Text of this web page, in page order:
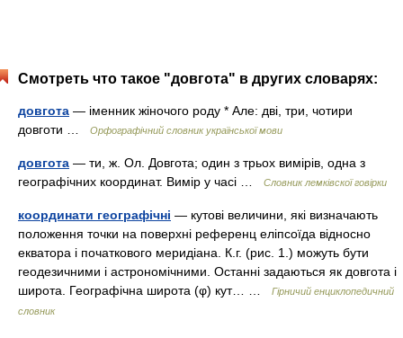
Смотреть что такое "довгота" в других словарях:
довгота — іменник жіночого роду * Але: дві, три, чотири
довготи …
Орфографічний словник української мови
довгота — ти, ж. Ол. Довгота; один з трьох вимірів, одна з
географічних координат. Вимір у часі …
Словник лемківскої говірки
координати географічні — кутові величини, які визначають
положення точки на поверхні референц еліпсоїда відносно
екватора і початкового меридіана. К.г. (рис. 1.) можуть бути
геодезичними і астрономічними. Останні задаються як довгота і
широта. Географічна широта (φ) кут… …
Гірничий енциклопедичний
словник